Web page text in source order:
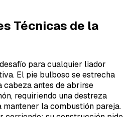
Técnicas de la
para cualquier liador
El pie bulboso se estrecha
cabeza antes de abrirse
requiriendo una destreza
la combustión pareja.